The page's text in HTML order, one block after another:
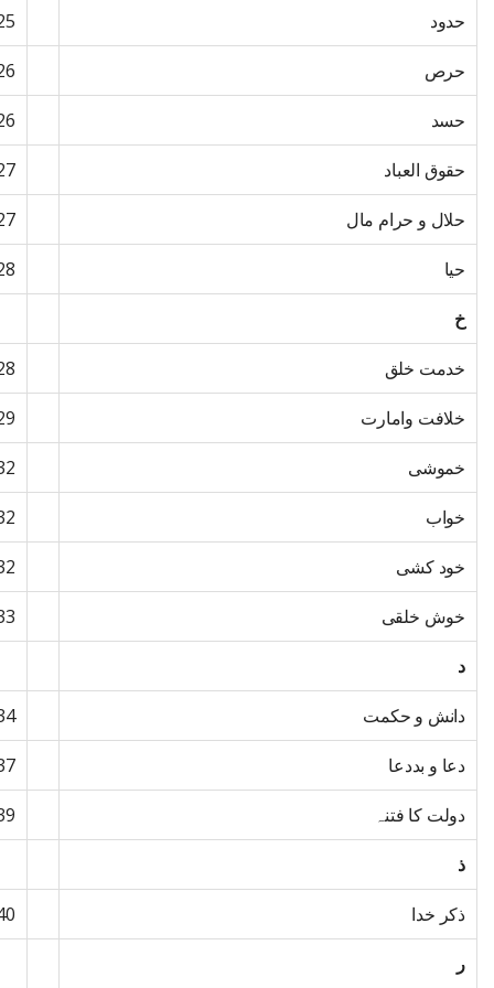
حدود
حرص
حسد
حقوق العباد
حلال و حرام مال
حیا
خ
خدمت خلق
خلافت وامارت
خموشی
خواب
خود کشی
خوش خلقی
د
دانش و حکمت
دعا و بددعا
دولت کا فتنہ
ذ
ذکر خدا
ر